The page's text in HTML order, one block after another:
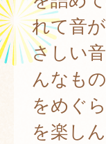
れて音
さしい
んなも
をめぐ
を楽し